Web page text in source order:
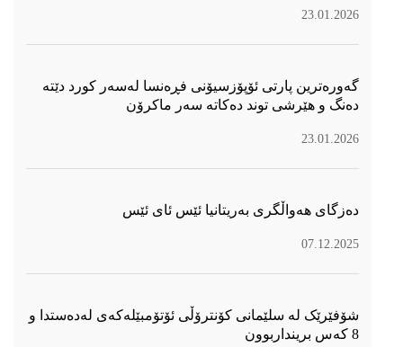
23.01.2026
گەورەترین پارتی ئۆپۆزسیۆنی فڕەنسا لەسەر كورد دێتە
دەنگ و هێرشی توند دەكاتە سەر ماكرۆن
23.01.2026
دەزگای هەواڵگری بەریتانیا ئێس ئای ئێس
07.12.2025
شۆفێرێک لە سلێمانی کۆنترۆڵی ئۆتۆمبێلەکەی لەدەستدا و
8 کەس برینداربوون